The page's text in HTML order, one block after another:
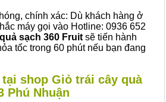
chính xác: Dù khách hàng ở
máy gọi vào Hotline: 0936 652
sạch 360 Fruit sẽ tiến hành
tốc trong 60 phút nếu bạn đang
shop Giỏ trái cây quà
Phú Nhuận